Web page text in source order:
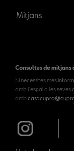
Mitjans
Consultes de mitjans
Si necessites més
amb l'espai o les
amb